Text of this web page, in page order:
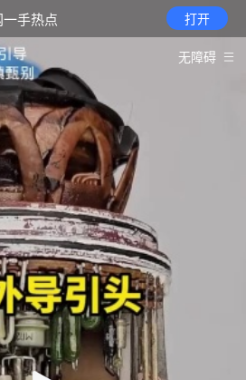
一手热点 打开
无障碍